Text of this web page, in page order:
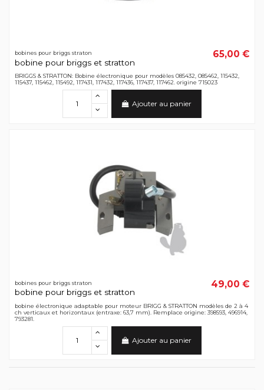
bobines pour briggs straton
bobine pour briggs et stratton
65,00 €
BRIGGS & STRATTON: Bobine électronique pour modèles 085432, 085462, 115432,
115437, 115462, 115492, 117431, 117432, 117436, 117437, 117462. origine 715023
Ajouter au panier
bobines pour briggs straton
bobine pour briggs et stratton
49,00 €
bobine électronique adaptable pour moteur BRIGG & STRATTON modèles de 2 à 4
ch verticaux et horizontaux (entraxe: 63,7 mm). Remplace origine: 398593, 496914,
793281.
Ajouter au panier